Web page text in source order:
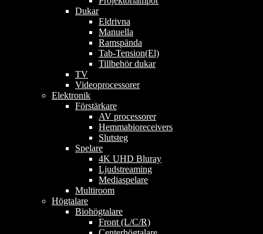
Dukar
Eldrivna
Manuella
Ramspända
Tab-Tension(El)
Tillbehör dukar
TV
Videoprocessorer
Elektronik
Förstärkare
AV processorer
Hemmabioreceivers
Slutsteg
Spelare
4K UHD Bluray
Ljudstreaming
Mediaspelare
Multiroom
Högtalare
Biohögtalare
Front (L/C/R)